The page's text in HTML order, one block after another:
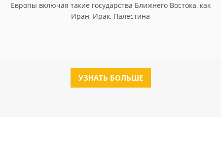
Европы включая такие государства Ближнего Востока, как
Иран, Ирак, Палестина
УЗНАТЬ БОЛЬШЕ